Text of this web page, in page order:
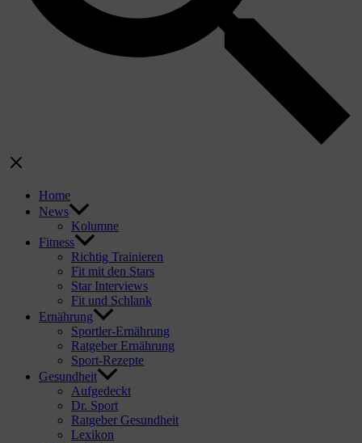
Home
News
Kolumne
Fitness
Richtig Trainieren
Fit mit den Stars
Star Interviews
Fit und Schlank
Ernährung
Sportler-Ernährung
Ratgeber Ernährung
Sport-Rezepte
Gesundheit
Aufgedeckt
Dr. Sport
Ratgeber Gesundheit
Lexikon